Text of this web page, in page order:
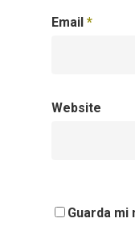
Email *
Website
Guarda